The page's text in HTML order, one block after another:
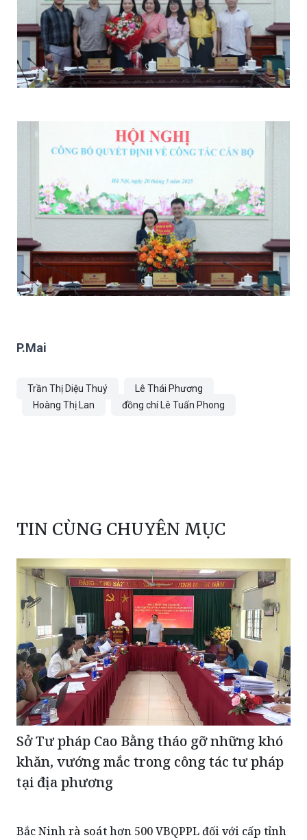
P.Mai
Trần Thị Diệu Thuý
Lê Thái Phương
Hoàng Thị Lan
đồng chí Lê Tuấn Phong
TIN CÙNG CHUYÊN MỤC
Sở Tư pháp Cao Bằng tháo gỡ những khó
khăn, vướng mắc trong công tác tư pháp
tại địa phương
Bắc Ninh rà soát hơn 500 VBQPPL đối với cấp tỉnh